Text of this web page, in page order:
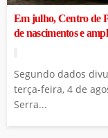
Em julho, Centro de
de nascimentos e
Segundo dados
terça-feira, 4 de
Serra...